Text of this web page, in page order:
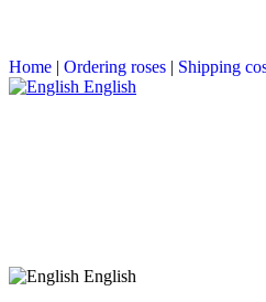
Home | Ordering roses | Shipping
English
English